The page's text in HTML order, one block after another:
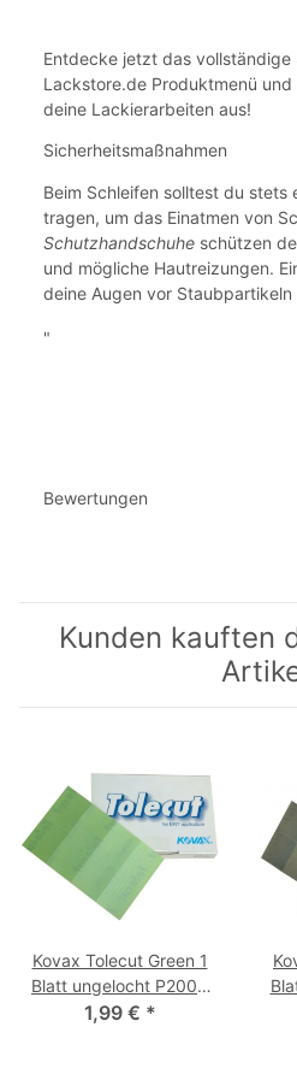
Entdecke jetzt das vollständige
Lackstore.de Produktmenü
deine Lackierarbeiten aus!
Sicherheitsmaßnahmen
Beim Schleifen solltest du stets
tragen, um das Einatmen von
Schutzhandschuhe schützen
und mögliche Hautreizungen.
deine Augen vor
"
Bewertungen
Kunden kauften
Kovax Tolecut Green 1
Blatt ungelocht P2000
29 x 35 mm
1,99 € *